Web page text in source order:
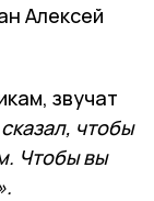
Алексей
звучат
чтобы
Чтобы вы